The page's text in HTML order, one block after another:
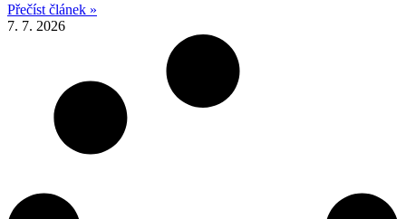
Přečíst článek »
7. 7. 2026